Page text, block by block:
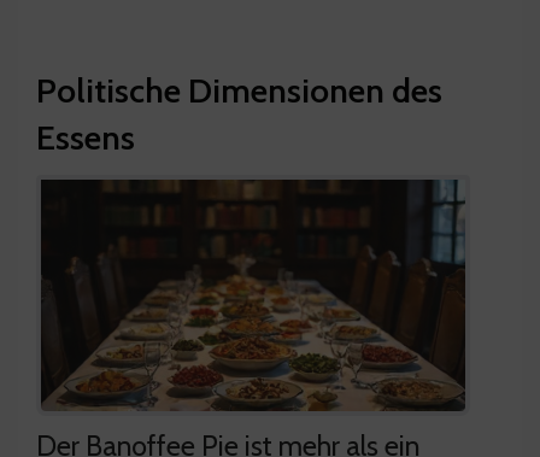
Politische Dimensionen des
Essens
Der Banoffee Pie ist mehr als ein